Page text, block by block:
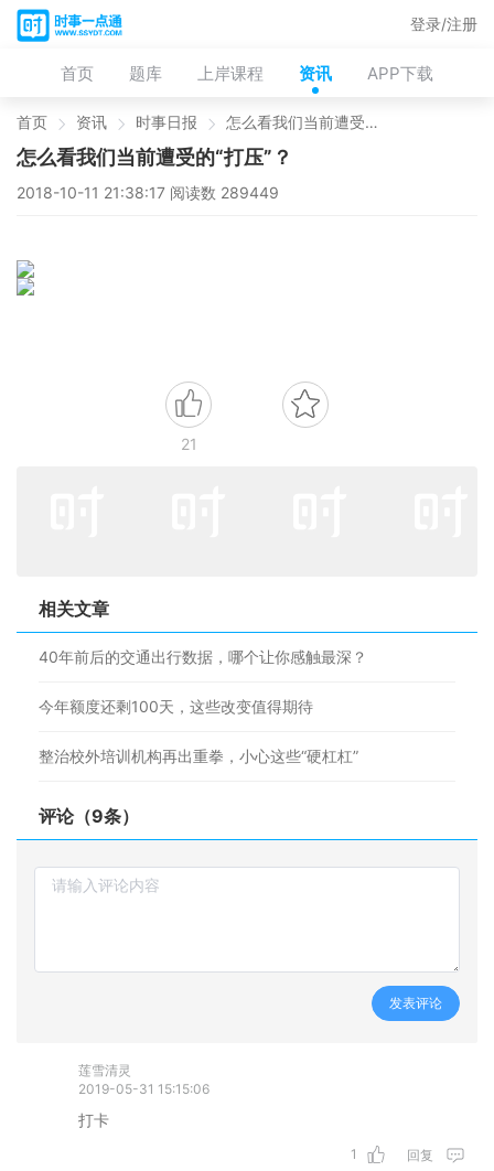
首页 题库 上岸课程 资讯 APP下载
登录/注册
首页 资讯 时事日报 怎么看我们当前遭受的“打压”？
怎么看我们当前遭受的“打压”？
2018-10-11 21:38:17 阅读数 289449
21
相关文章
40年前后的交通出行数据，哪个让你感触最深？
今年额度还剩100天，这些改变值得期待
整治校外培训机构再出重拳，小心这些“硬杠杠”
评论（9条）
发表评论
莲雪清灵
2019-05-31 15:15:06
打卡
1 回复